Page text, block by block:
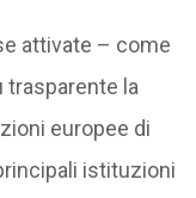
attivate – come
trasparente la
europee di
istituzioni